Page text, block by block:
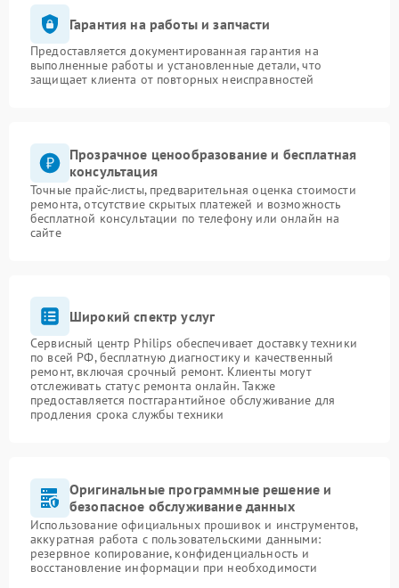
Гарантия на работы и запчасти
Предоставляется документированная гарантия на
выполненные работы и установленные детали, что
защищает клиента от повторных неисправностей
Прозрачное ценообразование и бесплатная
консультация
Точные прайс-листы, предварительная оценка стоимости
ремонта, отсутствие скрытых платежей и возможность
бесплатной консультации по телефону или онлайн на
сайте
Широкий спектр услуг
Сервисный центр Philips обеспечивает доставку техники
по всей РФ, бесплатную диагностику и качественный
ремонт, включая срочный ремонт. Клиенты могут
отслеживать статус ремонта онлайн. Также
предоставляется постгарантийное обслуживание для
продления срока службы техники
Оригинальные программные решение и
безопасное обслуживание данных
Использование официальных прошивок и инструментов,
аккуратная работа с пользовательскими данными:
резервное копирование, конфиденциальность и
восстановление информации при необходимости